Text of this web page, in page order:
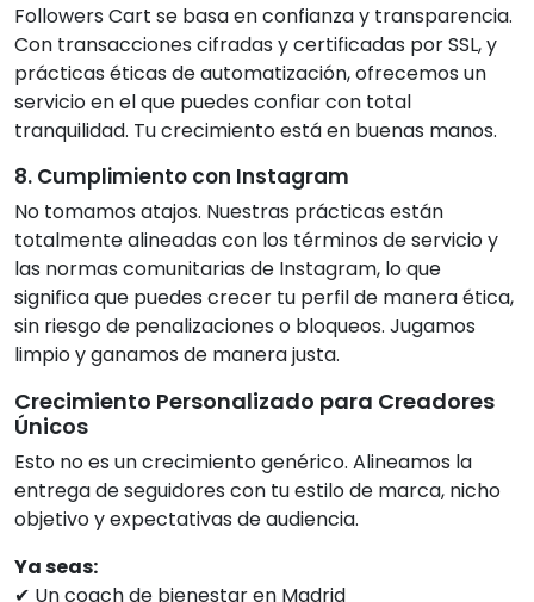
Followers Cart se basa en confianza y transparencia.
Con transacciones cifradas y certificadas por SSL, y
prácticas éticas de automatización, ofrecemos un
servicio en el que puedes confiar con total
tranquilidad. Tu crecimiento está en buenas manos.
8. Cumplimiento con Instagram
No tomamos atajos. Nuestras prácticas están
totalmente alineadas con los términos de servicio y
las normas comunitarias de Instagram, lo que
significa que puedes crecer tu perfil de manera ética,
sin riesgo de penalizaciones o bloqueos. Jugamos
limpio y ganamos de manera justa.
Crecimiento Personalizado para Creadores
Únicos
Esto no es un crecimiento genérico. Alineamos la
entrega de seguidores con tu estilo de marca, nicho
objetivo y expectativas de audiencia.
Ya seas:
✔ Un coach de bienestar en Madrid